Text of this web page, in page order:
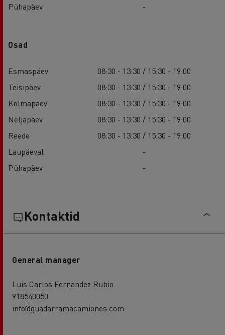
Pühapäev
-
Osad
Esmaspäev
08:30 - 13:30 / 15:30 - 19:00
Teisipäev
08:30 - 13:30 / 15:30 - 19:00
Kolmapäev
08:30 - 13:30 / 15:30 - 19:00
Neljapäev
08:30 - 13:30 / 15:30 - 19:00
Reede
08:30 - 13:30 / 15:30 - 19:00
Laupäeval
-
Pühapäev
-
Kontaktid
General manager
Luis Carlos Fernandez Rubio
918540050
info@guadarramacamiones.com